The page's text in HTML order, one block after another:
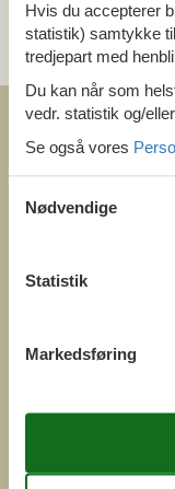
og
Hvis du accepterer
statistik) samtykke
tredjepart med
Du kan når som
vedr. statistik og/
Se også vores
Nødvendige
Statistik
Markedsføring